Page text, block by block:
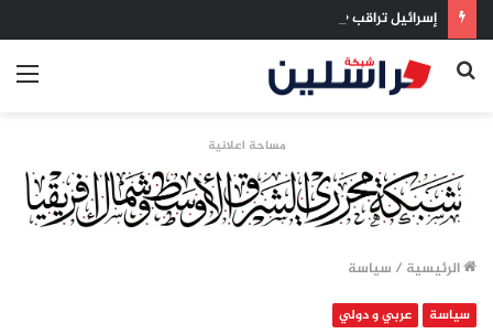
بحث
مساحة اعلانية
الرئيسية / سياسة
سياسة عربي و دولي